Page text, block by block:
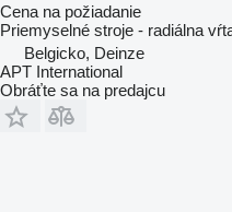
Cena na požiadanie
Priemyselné stroje - radiálna
Belgicko, Deinze
APT International
Obráťte sa na predajcu